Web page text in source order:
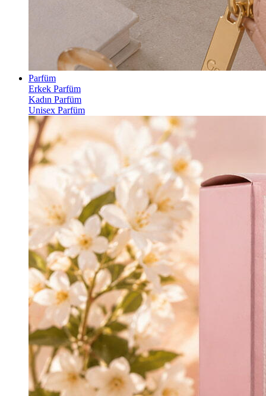
Parfüm
Erkek Parfüm
Kadın Parfüm
Unisex Parfüm